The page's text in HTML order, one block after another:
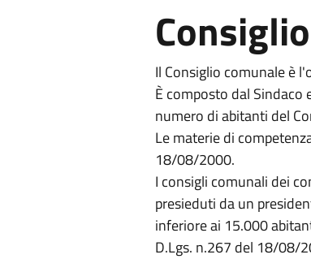
Consiglio
Il Consiglio comunale è
È composto dal
numero di abitanti del
Le materie di
18/08/2000.
I consigli comunali dei
presieduti da un
inferiore ai 15.000
D.Lgs. n.267 del 18/08/